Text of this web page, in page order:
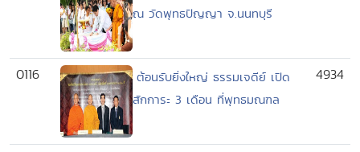
ณ วัดพุทธปัญญา จ.นนทบุรี
0116
ต้อนรับยิ่งใหญ่ ธรรมเจดีย์ เปิด
สักการะ 3 เดือน ที่พุทธมณฑล
4934